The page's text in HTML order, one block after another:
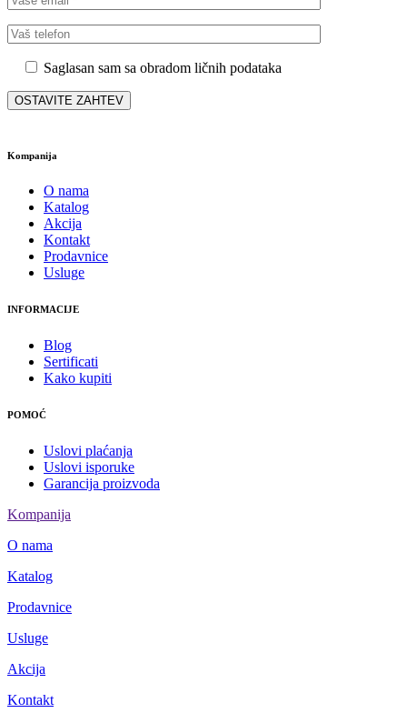
Saglasan sam sa obradom ličnih podataka
Kompanija
O nama
Katalog
Akcija
Kontakt
Prodavnice
Usluge
INFORMACIJE
Blog
Sertificati
Kako kupiti
POMOĆ
Uslovi plaćanja
Uslovi isporuke
Garancija proizvoda
Kompanija
O nama
Katalog
Prodavnice
Usluge
Akcija
Kontakt